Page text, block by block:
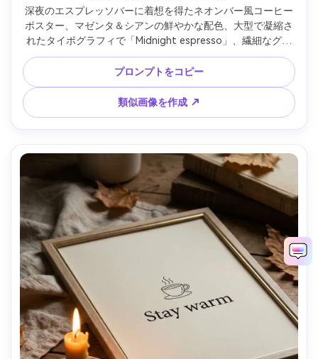
深夜のエスプレッソバーに着想を得たネオンバー風コーヒー
ポスター、マゼンタ＆シアンの鮮やかな配色、大型で凝縮さ
れたタイポグラフィで「Midnight espresso」、繊細なグレ
イン、高コントラストなグラフィック、印刷対応・ハイレ
ゾ・ウォーターマークなし・85mmレンズ・浅い被写界深度
--ar 4:5
プロンプトをコピー
類似画像を作成 ↗